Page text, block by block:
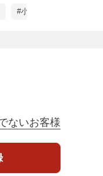
#小柄な方に
ないお客様